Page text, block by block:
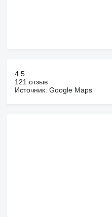
4.5
121 отзыв
Источник: Google Maps